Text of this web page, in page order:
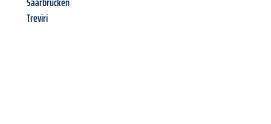
Treviri